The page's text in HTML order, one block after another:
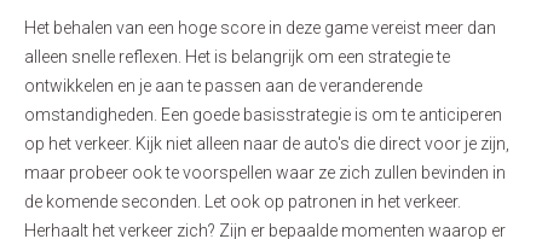
Het behalen van een hoge score in deze game vereist meer dan
alleen snelle reflexen. Het is belangrijk om een ​​strategie te
ontwikkelen en je aan te passen aan de veranderende
omstandigheden. Een goede basisstrategie is om te anticiperen
op het verkeer. Kijk niet alleen naar de auto's die direct voor je zijn,
maar probeer ook te voorspellen waar ze zich zullen bevinden in
de komende seconden. Let ook op patronen in het verkeer.
Herhaalt het verkeer zich? Zijn er bepaalde momenten waarop er